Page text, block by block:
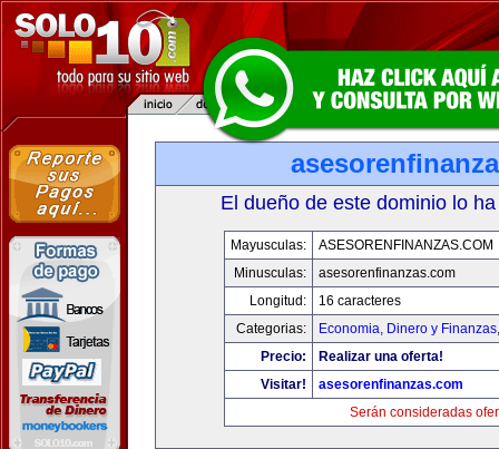
El dueño de este dominio lo
Mayusculas:
ASESORENFINANZAS.COM
Minusculas:
asesorenfinanzas.com
Longitud:
16 caracteres
Categorias:
Economia, Dinero y Finanzas
Precio:
Realizar una oferta!
Visitar!
asesorenfinanzas.com
Serán consideradas